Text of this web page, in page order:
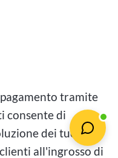
tramite
consente di
dei tuoi
all'ingrosso di